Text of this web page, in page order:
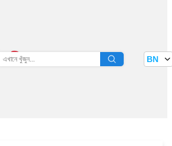
তথ্য বাতায়ন BN